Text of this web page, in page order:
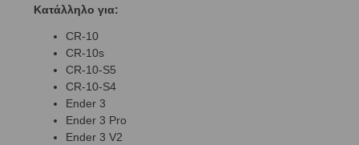
Κατάλληλο για:
CR-10
CR-10s
CR-10-S5
CR-10-S4
Ender 3
Ender 3 Pro
Ender 3 V2